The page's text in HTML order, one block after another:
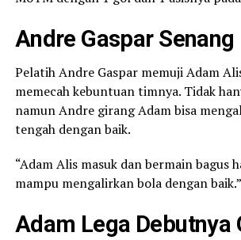
Andre Gaspar Senang
Pelatih Andre Gaspar memuji Adam
memecah kebuntuan timnya. Tidak
namun Andre girang Adam bisa
tengah dengan baik.
“Adam Alis masuk dan bermain bagus
mampu mengalirkan bola dengan baik.”
Adam Lega Debutnya